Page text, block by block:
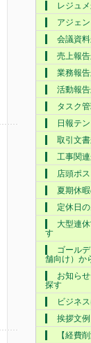
レジュ
アジェ
会議資
売上報
業務報
活動報
タスク
日報テ
取引文
工事関
店頭ポ
夏期休
定休日
大型連
す
ゴール
舗向け）か
お知ら
探す
ビジネ
挨拶文
【経費